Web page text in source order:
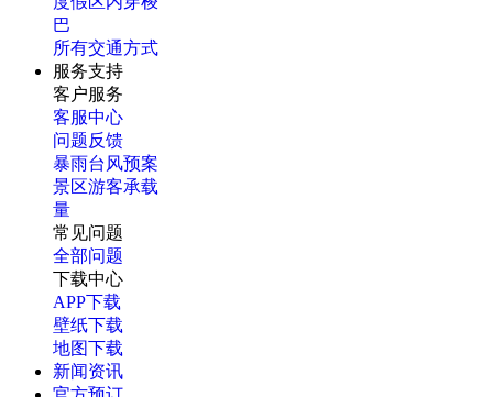
巴
所有交通方式
服务支持
客户服务
客服中心
问题反馈
暴雨台风预案
景区游客承载
量
常见问题
全部问题
下载中心
APP下载
壁纸下载
地图下载
新闻资讯